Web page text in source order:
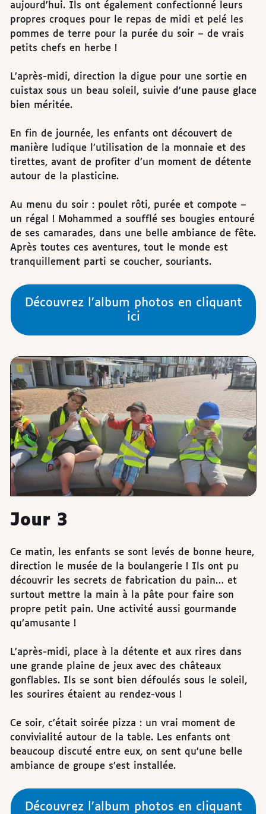
aujourd’hui. Ils ont également confectionné leurs
propres croques pour le repas de midi et pelé les
pommes de terre pour la purée du soir – de vrais
petits chefs en herbe !
L’après-midi, direction la digue pour une sortie en
cuistax sous un beau soleil, suivie d’une pause glace
bien méritée.
En fin de journée, les enfants ont découvert de
manière ludique l’utilisation de la monnaie et des
tirettes, avant de profiter d’un moment de détente
autour de la plasticine.
Au menu du soir : poulet rôti, purée et compote –
un régal ! Mohammed a soufflé ses bougies entouré
de ses camarades, dans une belle ambiance de fête.
Après toutes ces aventures, tout le monde est
tranquillement parti se coucher, souriants.
Découvrez l’album photos en cliquant
ici
Jour 3
Ce matin, les enfants se sont levés de bonne heure,
direction le musée de la boulangerie ! Ils ont pu
découvrir les secrets de fabrication du pain… et
surtout mettre la main à la pâte pour faire son
propre petit pain. Une activité aussi gourmande
qu’amusante !
L’après-midi, place à la détente et aux rires dans
une grande plaine de jeux avec des châteaux
gonflables. Ils se sont bien défoulés sous le soleil,
les sourires étaient au rendez-vous !
Ce soir, c’était soirée pizza : un vrai moment de
convivialité autour de la table. Les enfants ont
beaucoup discuté entre eux, on sent qu’une belle
ambiance de groupe s’est installée.
Découvrez l’album photos en cliquant